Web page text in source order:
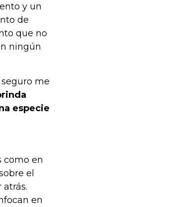
y un
de
que no
ningún
me
especie
como en
el
en